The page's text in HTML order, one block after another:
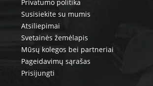
Privatumo politika
Susisiekite su mumis
Atsiliepimai
Svetainės žemėlapis
Mūsų kolegos bei partneriai
Pageidavimų sąrašas
Prisijungti